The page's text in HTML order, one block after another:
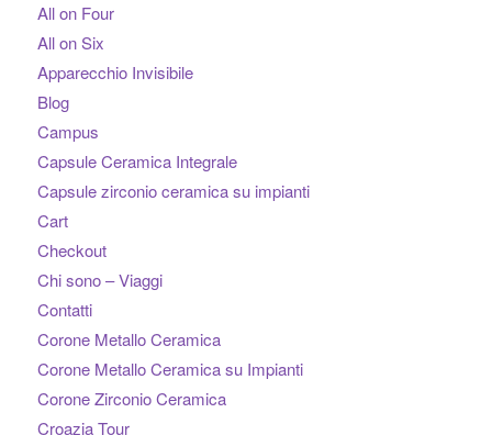
All on Four
All on Six
Apparecchio Invisibile
Blog
Campus
Capsule Ceramica Integrale
Capsule zirconio ceramica su impianti
Cart
Checkout
Chi sono – Viaggi
Contatti
Corone Metallo Ceramica
Corone Metallo Ceramica su Impianti
Corone Zirconio Ceramica
Croazia Tour